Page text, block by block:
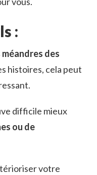
:
des
histoires, cela peut
difficile mieux
ou de
votre